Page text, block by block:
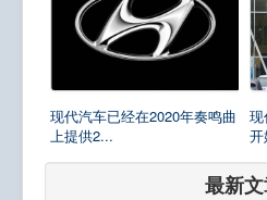
现代汽车已经在2020年奏鸣曲
上提供2...
现
最新